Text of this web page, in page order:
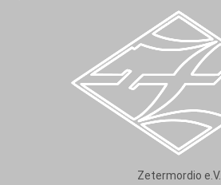
Zetermordio e.V.